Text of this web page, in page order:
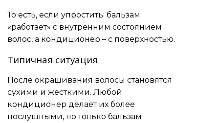
То есть, если упростить: бальзам
«работает» с внутренним состоянием
волос, а кондиционер – с поверхностью.
Типичная ситуация
После окрашивания волосы становятся
сухими и жесткими. Любой
кондиционер делает их более
послушными, но только бальзам